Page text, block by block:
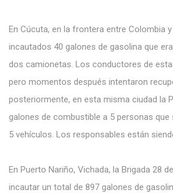
En Cúcuta, en la frontera entre Colombia
incautados 40 galones de gasolina que
dos camionetas. Los conductores de
pero momentos después intentaron
posteriormente, en esta misma ciudad la
galones de combustible a 5 personas que
5 vehículos. Los responsables están
En Puerto Nariño, Vichada, la Brigada 28
incautar un total de 897 galones de